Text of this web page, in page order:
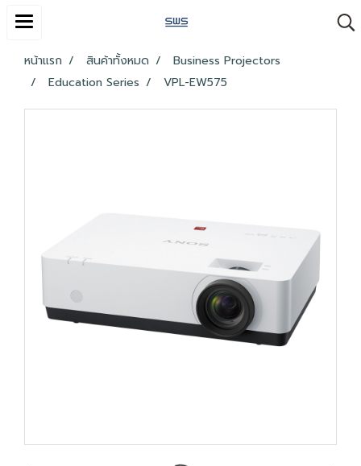
หน้าแรก สินค้าทั้งหมด
Business Projectors
Education Series
VPL-EW575